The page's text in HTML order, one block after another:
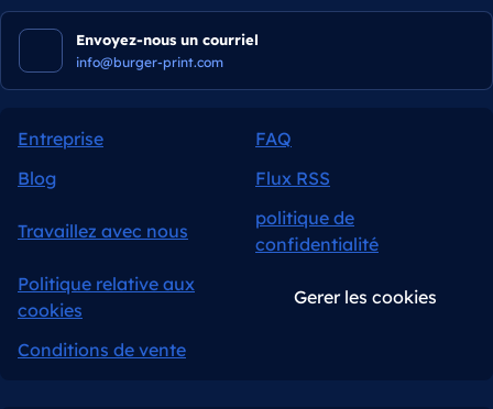
Envoyez-nous un courriel
info@burger-print.com
Entreprise
FAQ
Blog
Flux RSS
Travaillez avec nous
politique de
confidentialité
Politique relative aux
cookies
Gerer les cookies
Conditions de vente